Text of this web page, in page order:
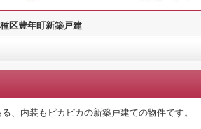
区豊年町新築戸建
、内装もピカピカの新築戸建ての物件です。